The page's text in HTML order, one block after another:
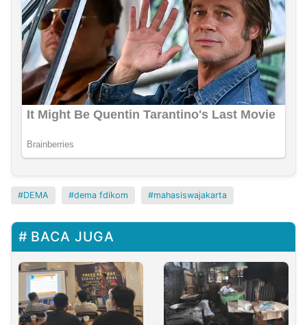
DEMA dema fdikom mahasiswajakarta
BACA JUGA